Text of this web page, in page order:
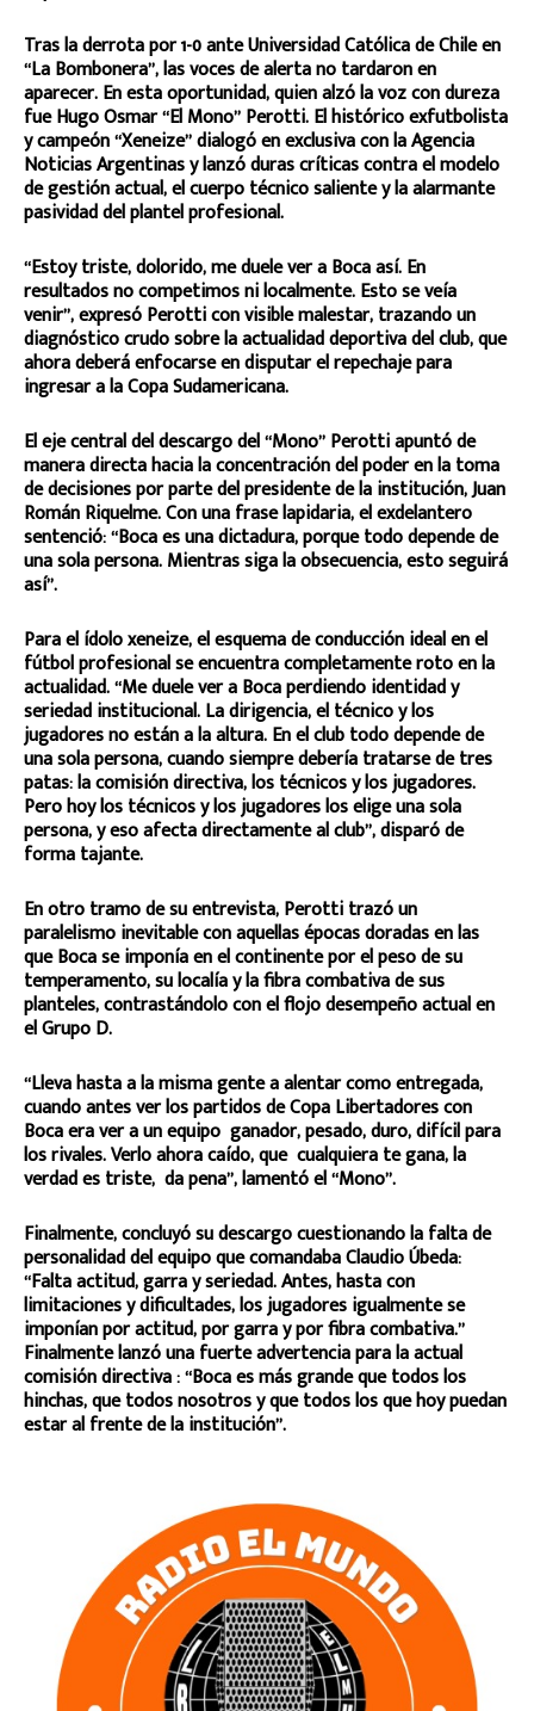
Tras la derrota por 1-0 ante Universidad Católica de Chile en
“La Bombonera”, las voces de alerta no tardaron en
aparecer. En esta oportunidad, quien alzó la voz con dureza
fue Hugo Osmar “El Mono” Perotti. El histórico exfutbolista
y campeón “Xeneize” dialogó en exclusiva con la Agencia
Noticias Argentinas y lanzó duras críticas contra el modelo
de gestión actual, el cuerpo técnico saliente y la alarmante
pasividad del plantel profesional.
“Estoy triste, dolorido, me duele ver a Boca así. En
resultados no competimos ni localmente. Esto se veía
venir”, expresó Perotti con visible malestar, trazando un
diagnóstico crudo sobre la actualidad deportiva del club, que
ahora deberá enfocarse en disputar el repechaje para
ingresar a la Copa Sudamericana.
El eje central del descargo del “Mono” Perotti apuntó de
manera directa hacia la concentración del poder en la toma
de decisiones por parte del presidente de la institución, Juan
Román Riquelme. Con una frase lapidaria, el exdelantero
sentenció: “Boca es una dictadura, porque todo depende de
una sola persona. Mientras siga la obsecuencia, esto seguirá
así”.
Para el ídolo xeneize, el esquema de conducción ideal en el
fútbol profesional se encuentra completamente roto en la
actualidad. “Me duele ver a Boca perdiendo identidad y
seriedad institucional. La dirigencia, el técnico y los
jugadores no están a la altura. En el club todo depende de
una sola persona, cuando siempre debería tratarse de tres
patas: la comisión directiva, los técnicos y los jugadores.
Pero hoy los técnicos y los jugadores los elige una sola
persona, y eso afecta directamente al club”, disparó de
forma tajante.
En otro tramo de su entrevista, Perotti trazó un
paralelismo inevitable con aquellas épocas doradas en las
que Boca se imponía en el continente por el peso de su
temperamento, su localía y la fibra combativa de sus
planteles, contrastándolo con el flojo desempeño actual en
el Grupo D.
“Lleva hasta a la misma gente a alentar como entregada,
cuando antes ver los partidos de Copa Libertadores con
Boca era ver a un equipo ganador, pesado, duro, difícil para
los rivales. Verlo ahora caído, que cualquiera te gana, la
verdad es triste, da pena”, lamentó el “Mono”.
Finalmente, concluyó su descargo cuestionando la falta de
personalidad del equipo que comandaba Claudio Úbeda:
“Falta actitud, garra y seriedad. Antes, hasta con
limitaciones y dificultades, los jugadores igualmente se
imponían por actitud, por garra y por fibra combativa.”
Finalmente lanzó una fuerte advertencia para la actual
comisión directiva : “Boca es más grande que todos los
hinchas, que todos nosotros y que todos los que hoy puedan
estar al frente de la institución”.